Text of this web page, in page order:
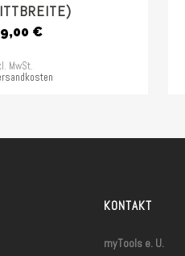
€
MwSt.
KONTAKT
myTools e. U.